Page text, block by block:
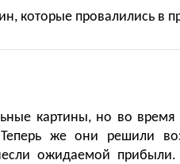
которые провалились в
картины, но во
Теперь же они решили
ожидаемой прибыли.